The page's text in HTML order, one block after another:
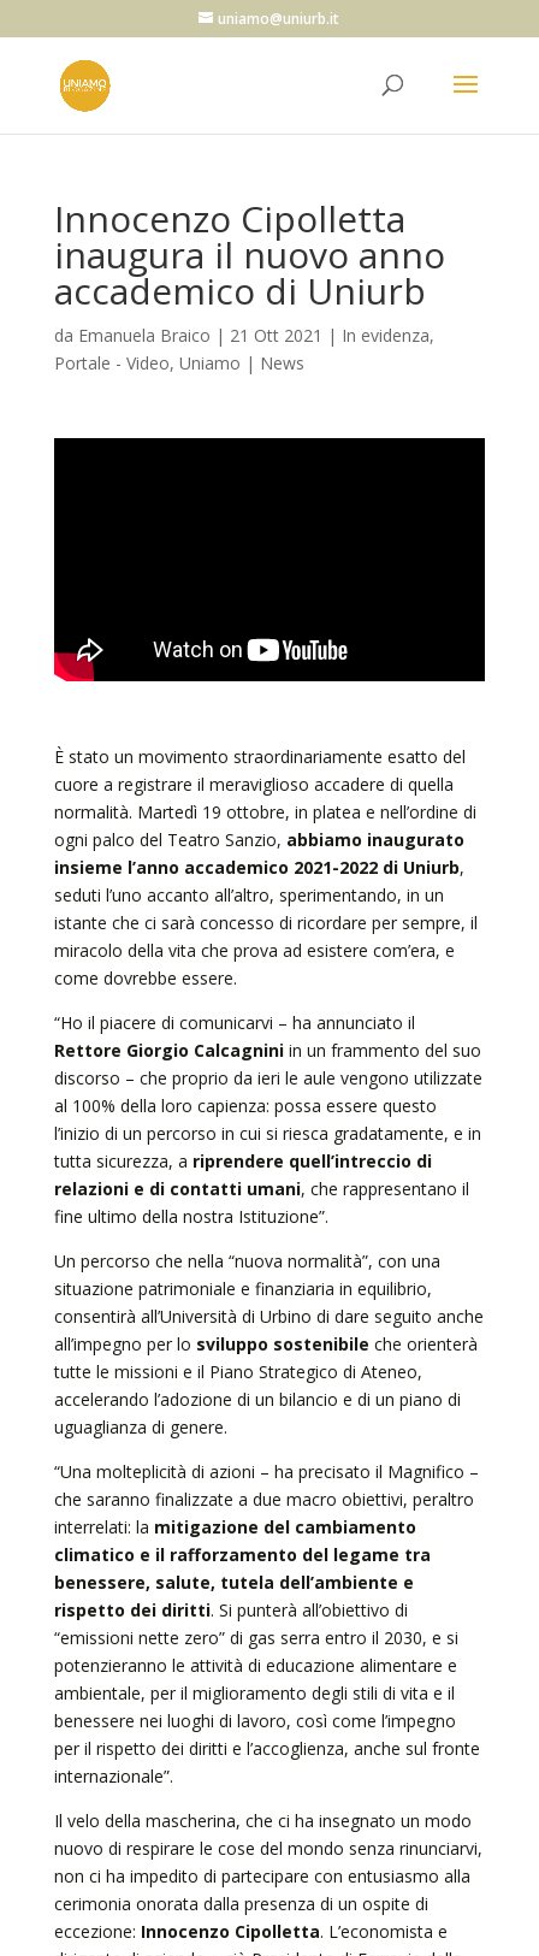
uniamo@uniurb.it
Innocenzo Cipolletta
inaugura il nuovo anno
accademico di Uniurb
da Emanuela Braico | 21 Ott 2021 | In evidenza,
Portale - Video, Uniamo | News
È stato un movimento straordinariamente esatto del
cuore a registrare il meraviglioso accadere di quella
normalità. Martedì 19 ottobre, in platea e nell’ordine di
ogni palco del Teatro Sanzio, abbiamo inaugurato
insieme l’anno accademico 2021-2022 di Uniurb,
seduti l’uno accanto all’altro, sperimentando, in un
istante che ci sarà concesso di ricordare per sempre, il
miracolo della vita che prova ad esistere com’era, e
come dovrebbe essere.
“Ho il piacere di comunicarvi – ha annunciato il
Rettore Giorgio Calcagniniin un frammento del suo
discorso – che proprio da ieri le aule vengono utilizzate
al 100% della loro capienza: possa essere questo
l’inizio di un percorso in cui si riesca gradatamente, e in
tutta sicurezza, a riprendere quell’intreccio di
relazioni e di contatti umani, che rappresentano il
fine ultimo della nostra Istituzione”.
Un percorso che nella “nuova normalità”, con una
situazione patrimoniale e finanziaria in equilibrio,
consentirà all’Università di Urbino di dare seguito anche
all’impegno per lo sviluppo sostenibile che orienterà
tutte le missioni e il Piano Strategico di Ateneo,
accelerando l’adozione di un bilancio e di un piano di
uguaglianza di genere.
“Una molteplicità di azioni – ha precisato il Magnifico –
che saranno finalizzate a due macro obiettivi, peraltro
interrelati: la mitigazione del cambiamento
climatico e il rafforzamento del legame tra
benessere, salute, tutela dell’ambiente e
rispetto dei diritti. Si punterà all’obiettivo di
“emissioni nette zero” di gas serra entro il 2030, e si
potenzieranno le attività di educazione alimentare e
ambientale, per il miglioramento degli stili di vita e il
benessere nei luoghi di lavoro, così come l’impegno
per il rispetto dei diritti e l’accoglienza, anche sul fronte
internazionale”.
Il velo della mascherina, che ci ha insegnato un modo
nuovo di respirare le cose del mondo senza rinunciarvi,
non ci ha impedito di partecipare con entusiasmo alla
cerimonia onorata dalla presenza di un ospite di
eccezione: Innocenzo Cipolletta. L’economista e